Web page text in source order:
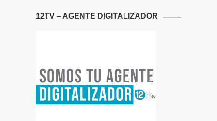
12TV – AGENTE DIGITALIZADOR